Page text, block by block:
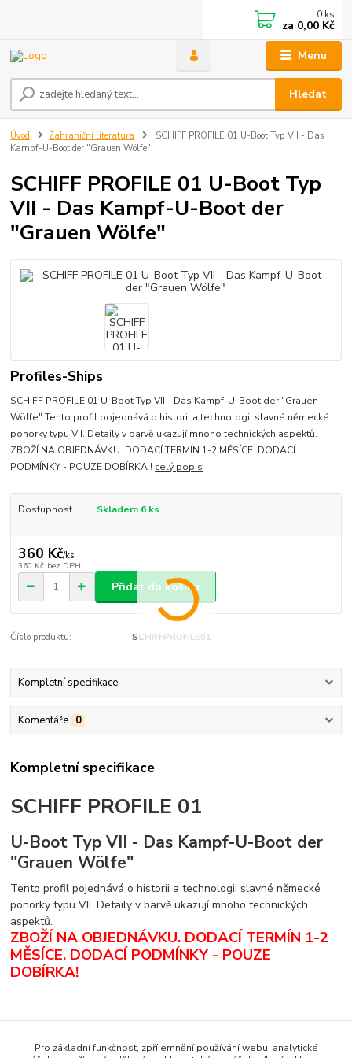
Menu
Hledat
0 ks
za 0,00 Kč
Úvod Zahraniční literatura
SCHIFF PROFILE 01 U-Boot Typ VII - Das
Kampf-U-Boot der "Grauen Wölfe"
SCHIFF PROFILE 01 U-Boot Typ
VII - Das Kampf-U-Boot der
"Grauen Wölfe"
Profiles-Ships
SCHIFF PROFILE 01 U-Boot Typ VII - Das Kampf-U-Boot der "Grauen
Wölfe" Tento profil pojednává o historii a technologii slavné německé
ponorky typu VII. Detaily v barvě ukazují mnoho technických aspektů.
ZBOŽÍ NA OBJEDNÁVKU. DODACÍ TERMÍN 1-2 MĚSÍCE. DODACÍ
PODMÍNKY - POUZE DOBÍRKA ! celý popis
Dostupnost Skladem 6 ks
360 Kč/ks
360 Kč bez DPH
Přidat do košíku
Číslo produktu: SCHIFFPROFILE01
Kompletní specifikace
Komentáře 0
Kompletní specifikace
SCHIFF PROFILE 01
U-Boot Typ VII - Das Kampf-U-Boot der
"Grauen Wölfe"
Tento profil pojednává o historii a technologii slavné německé
ponorky typu VII. Detaily v barvě ukazují mnoho technických
aspektů.
ZBOŽÍ NA OBJEDNÁVKU. DODACÍ TERMÍN 1-2
MĚSÍCE. DODACÍ PODMÍNKY - POUZE
DOBÍRKA!
Zboží zařazeno v kategoriích
Pro základní funkčnost, zpříjemnění používání webu, analytické